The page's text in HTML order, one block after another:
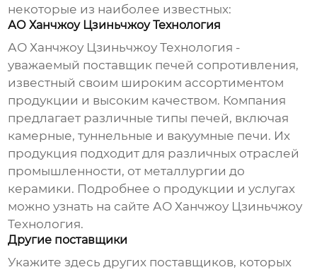
некоторые из наиболее известных:
АО Ханчжоу Цзиньчжоу Технология
АО Ханчжоу Цзиньчжоу Технология -
уважаемый поставщик печей сопротивления,
известный своим широким ассортиментом
продукции и высоким качеством. Компания
предлагает различные типы печей, включая
камерные, туннельные и вакуумные печи. Их
продукция подходит для различных отраслей
промышленности, от металлургии до
керамики. Подробнее о продукции и услугах
можно узнать на сайтеАО Ханчжоу Цзиньчжоу
Технология.
Другие поставщики
Укажите здесь других поставщиков, которых